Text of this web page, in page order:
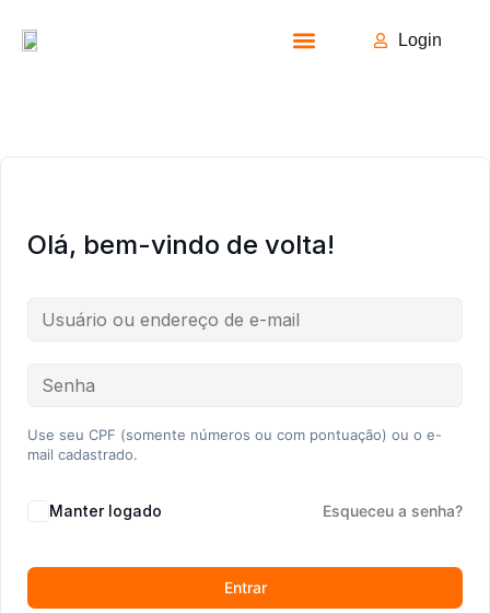
Login
Olá, bem-vindo de volta!
Use seu CPF (somente números ou com pontuação) ou o e-
mail cadastrado.
Manter logado Esqueceu a senha?
Entrar